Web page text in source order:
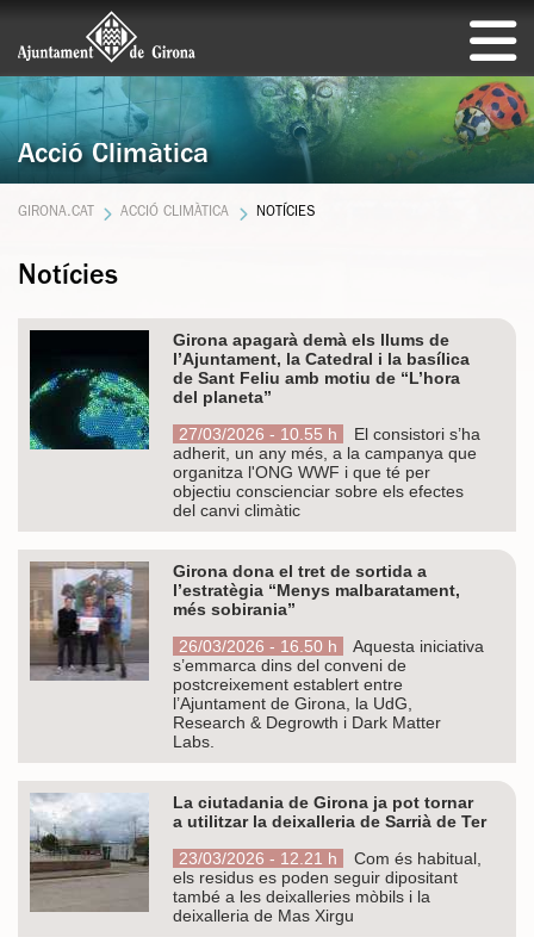
Acció Climàtica
GIRONA.CAT ACCIÓ CLIMÀTICA NOTÍCIES
Notícies
Girona apagarà demà els llums de
l’Ajuntament, la Catedral i la basílica
de Sant Feliu amb motiu de “L’hora
del planeta”
27/03/2026 - 10.55 h
El consistori s’ha
adherit, un any més, a la campanya que
organitza l'ONG WWF i que té per
objectiu conscienciar sobre els efectes
del canvi climàtic
Girona dona el tret de sortida a
l’estratègia “Menys malbaratament,
més sobirania”
26/03/2026 - 16.50 h
Aquesta iniciativa
s’emmarca dins del conveni de
postcreixement establert entre
l’Ajuntament de Girona, la UdG,
Research & Degrowth i Dark Matter
Labs.
La ciutadania de Girona ja pot tornar
a utilitzar la deixalleria de Sarrià de Ter
23/03/2026 - 12.21 h
Com és habitual,
els residus es poden seguir dipositant
també a les deixalleries mòbils i la
deixalleria de Mas Xirgu